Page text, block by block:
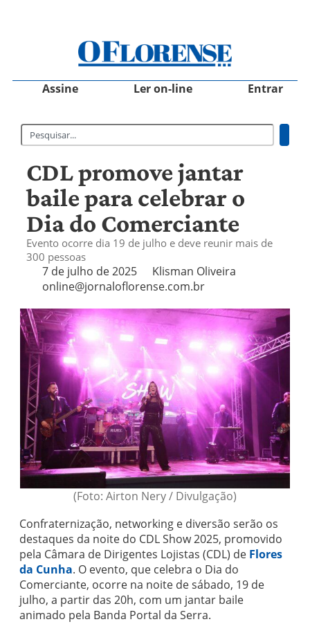
Assine Ler on-line Entrar
CDL promove jantar
baile para celebrar o
Dia do Comerciante
Evento ocorre dia 19 de julho e deve reunir mais de
300 pessoas
7 de julho de 2025
Klisman Oliveira
online@jornaloflorense.com.br
(Foto: Airton Nery / Divulgação)
Confraternização, networking e diversão serão os
destaques da noite do CDL Show 2025, promovido
pela Câmara de Dirigentes Lojistas (CDL) de Flores
da Cunha. O evento, que celebra o Dia do
Comerciante, ocorre na noite de sábado, 19 de
julho, a partir das 20h, com um jantar baile
animado pela Banda Portal da Serra.